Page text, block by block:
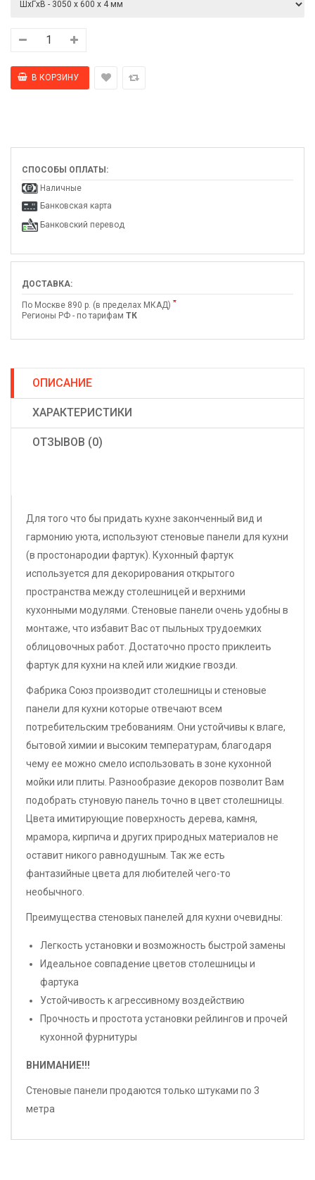
СПОСОБЫ ОПЛАТЫ:
Наличные
Банковская карта
Банковский перевод
ДОСТАВКА:
По Москве 890 р. (в пределах МКАД) *
Регионы РФ - по тарифам ТК
ОПИСАНИЕ
ХАРАКТЕРИСТИКИ
ОТЗЫВОВ (0)
Для того что бы придать кухне законченный вид и
гармонию уюта, используют стеновые панели для кухни
(в простонародии фартук). Кухонный фартук
используется для декорирования открытого
пространства между столешницей и верхними
кухонными модулями. Стеновые панели очень удобны в
монтаже, что избавит Вас от пыльных трудоемких
облицовочных работ. Достаточно просто приклеить
фартук для кухни на клей или жидкие гвозди.
Фабрика Союз производит столешницы и стеновые
панели для кухни которые отвечают всем
потребительским требованиям. Они устойчивы к влаге,
бытовой химии и высоким температурам, благодаря
чему ее можно смело использовать в зоне кухонной
мойки или плиты. Разнообразие декоров позволит Вам
подобрать стуновую панель точно в цвет столешницы.
Цвета имитирующие поверхность дерева, камня,
мрамора, кирпича и других природных материалов не
оставит никого равнодушным. Так же есть
фантазийные цвета для любителей чего-то
необычного.
Преимущества стеновых панелей для кухни очевидны:
Легкость установки и возможность быстрой замены
Идеальное совпадение цветов столешницы и
фартука
Устойчивость к агрессивному воздействию
Прочность и простота установки рейлингов и прочей
кухонной фурнитуры
ВНИМАНИЕ!!!
Стеновые панели продаются только штуками по 3
метра